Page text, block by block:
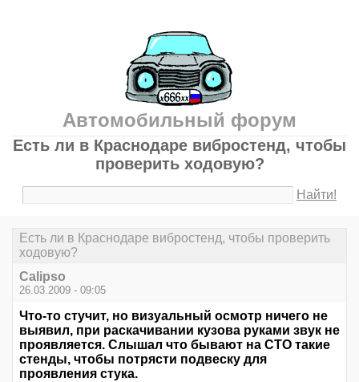
Автомобильный форум
Есть ли в Краснодаре вибростенд, чтобы
проверить ходовую?
Найти!
Есть ли в Краснодаре вибростенд, чтобы проверить
ходовую?
Calipso
26.03.2009 - 09:05
Что-то стучит, но визуальный осмотр ничего не
выявил, при раскачивании кузова руками звук не
проявляется. Слышал что бывают на СТО такие
стенды, чтобы потрясти подвеску для
проявления стука.